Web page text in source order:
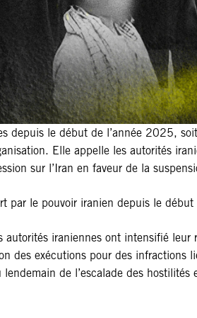
le début de l’année 2025,
Elle appelle les autorités
sur l’Iran en faveur de la
par le pouvoir iranien depuis le
iraniennes ont intensifié
des exécutions pour des
de l’escalade des